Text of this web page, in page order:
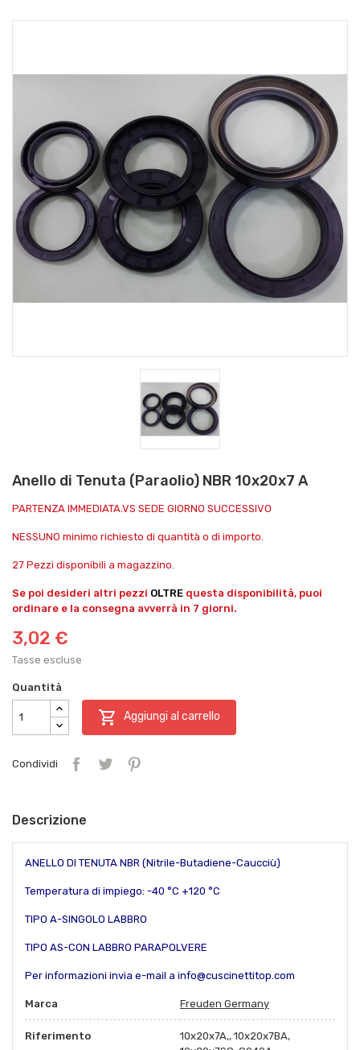
Anello di Tenuta (Paraolio) NBR 10x20x7 A
PARTENZA IMMEDIATA.VS SEDE GIORNO SUCCESSIVO
NESSUNO minimo richiesto di quantità o di importo.
27 Pezzi disponibili a magazzino.
Se poi desideri altri pezzi OLTRE questa disponibilità, puoi
ordinare e la consegna avverrà in 7 giorni.
3,02 €
Tasse escluse
Quantità
 Aggiungi al carrello
Condividi
Descrizione
ANELLO DI TENUTA NBR (Nitrile-Butadiene-Caucciù)
Temperatura di impiego: -40 °C +120 °C
TIPO A-SINGOLO LABBRO
TIPO AS-CON LABBRO PARAPOLVERE
Per informazioni invia e-mail a info@cuscinettitop.com
Marca Freuden Germany
Riferimento
10x20x7A,, 10x20x7BA,